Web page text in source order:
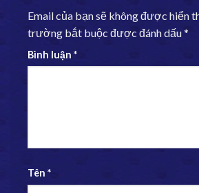
Email của bạn sẽ không được hiển
trường bắt buộc được đánh dấu*
Bình luận *
Tên *